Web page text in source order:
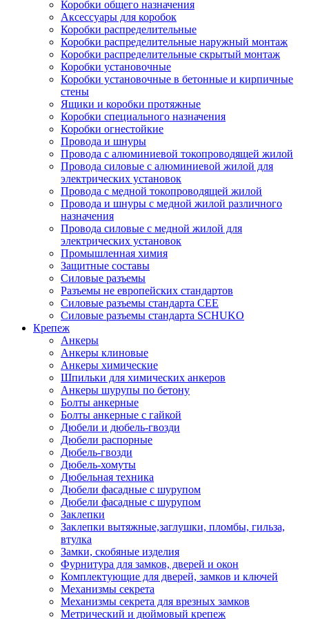
Коробки общего назначения
Аксессуары для коробок
Коробки распределительные
Коробки распределительные наружный монтаж
Коробки распределительные скрытый монтаж
Коробки установочные
Коробки установочные в бетонные и кирпичные
стены
Ящики и коробки протяжные
Коробки специального назначения
Коробки огнестойкие
Провода и шнуры
Провода с алюминиевой токопроводящей жилой
Провода силовые с алюминиевой жилой для
электрических установок
Провода с медной токопроводящей жилой
Провода и шнуры с медной жилой различного
назначения
Провода силовые с медной жилой для
электрических установок
Промышленная химия
Защитные составы
Силовые разъемы
Разъемы не европейских стандартов
Силовые разъемы стандарта CEE
Силовые разъемы стандарта SCHUKO
Крепеж
Анкеры
Анкеры клиновые
Анкеры химические
Шпильки для химических анкеров
Анкеры шурупы по бетону
Болты анкерные
Болты анкерные с гайкой
Дюбели и дюбель-гвозди
Дюбели распорные
Дюбель-гвозди
Дюбель-хомуты
Дюбельная техника
Дюбели фасадные с шурупом
Дюбели фасадные с шурупом
Заклепки
Заклепки вытяжные,заглушки, пломбы, гильза,
втулка
Замки, скобяные изделия
Фурнитура для замков, дверей и окон
Комплектующие для дверей, замков и ключей
Механизмы секрета
Механизмы секрета для врезных замков
Метрический и дюймовый крепеж